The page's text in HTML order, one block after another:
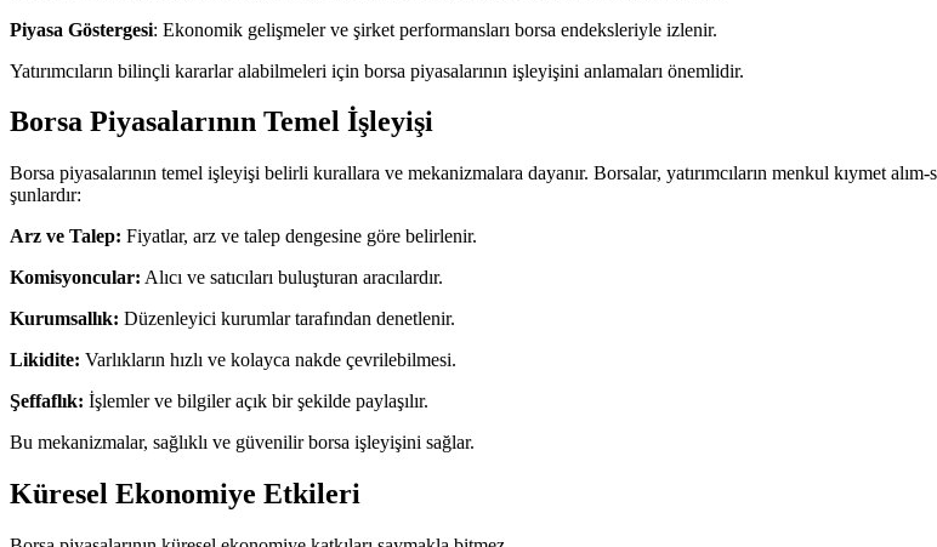
Piyasa Göstergesi: Ekonomik gelişmeler ve şirket performansları borsa endeksleriyle izlenir.
Yatırımcıların bilinçli kararlar alabilmeleri için borsa piyasalarının işleyişini anlamaları önemlidir.
Borsa Piyasalarının Temel İşleyişi
Borsa piyasalarının temel işleyişi belirli kurallara ve mekanizmalara dayanır. Borsalar, yatırımcıların menkul kıymet
şunlardır:
Arz ve Talep: Fiyatlar, arz ve talep dengesine göre belirlenir.
Komisyoncular: Alıcı ve satıcıları buluşturan aracılardır.
Kurumsallık: Düzenleyici kurumlar tarafından denetlenir.
Likidite: Varlıkların hızlı ve kolayca nakde çevrilebilmesi.
Şeffaflık: İşlemler ve bilgiler açık bir şekilde paylaşılır.
Bu mekanizmalar, sağlıklı ve güvenilir borsa işleyişini sağlar.
Küresel Ekonomiye Etkileri